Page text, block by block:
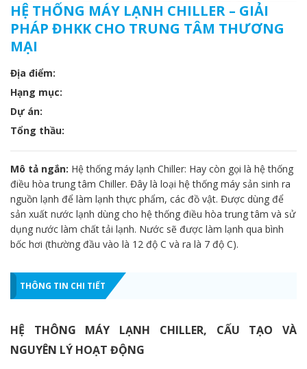
HỆ THỐNG MÁY LẠNH CHILLER – GIẢI
PHÁP ĐHKK CHO TRUNG TÂM THƯƠNG
MẠI
Địa điểm:
Hạng mục:
Dự án:
Tổng thầu:
Mô tả ngắn: Hệ thống máy lạnh Chiller: Hay còn gọi là hệ thống
điều hòa trung tâm Chiller. Đây là loại hệ thống máy sản sinh ra
nguồn lạnh để làm lạnh thực phẩm, các đồ vật. Được dùng để
sản xuất nước lạnh dùng cho hệ thống điều hòa trung tâm và sử
dụng nước làm chất tải lạnh. Nước sẽ được làm lạnh qua bình
bốc hơi (thường đầu vào là 12 độ C và ra là 7 độ C).
THÔNG TIN CHI TIẾT
HỆ THÔNG MÁY LẠNH CHILLER, CẤU TẠO VÀ
NGUYÊN LÝ HOẠT ĐỘNG